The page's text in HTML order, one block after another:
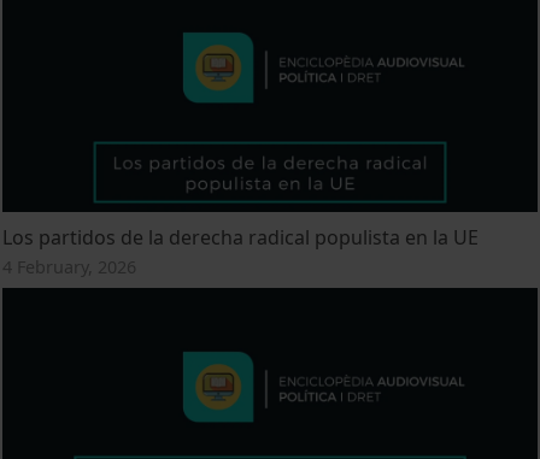
Los partidos de la derecha radical populista en la UE
4 February, 2026